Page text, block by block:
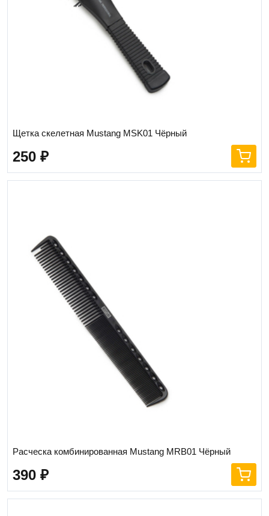
Щетка скелетная Mustang MSK01 Чёрный
250 ₽
Расческа комбинированная Mustang MRB01 Чёрный
390 ₽